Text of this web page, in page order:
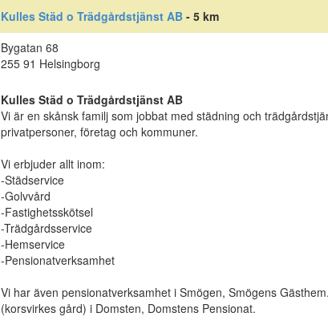
Kulles Städ o Trädgårdstjänst AB- 5 km
Bygatan 68
255 91 Helsingborg
Kulles Städ o Trädgårdstjänst AB
Vi är en skånsk familj som jobbat med städning och
privatpersoner, företag och kommuner.
Vi erbjuder allt inom:
-Städservice
-Golvvård
-Fastighetsskötsel
-Trädgårdsservice
-Hemservice
-Pensionatverksamhet
Vi har även pensionatverksamhet i Smögen, Smögens
(korsvirkes gård) i Domsten, Domstens Pensionat.